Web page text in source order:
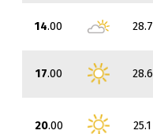
14.00 28.7
17.00 28.6
20.00 25.1